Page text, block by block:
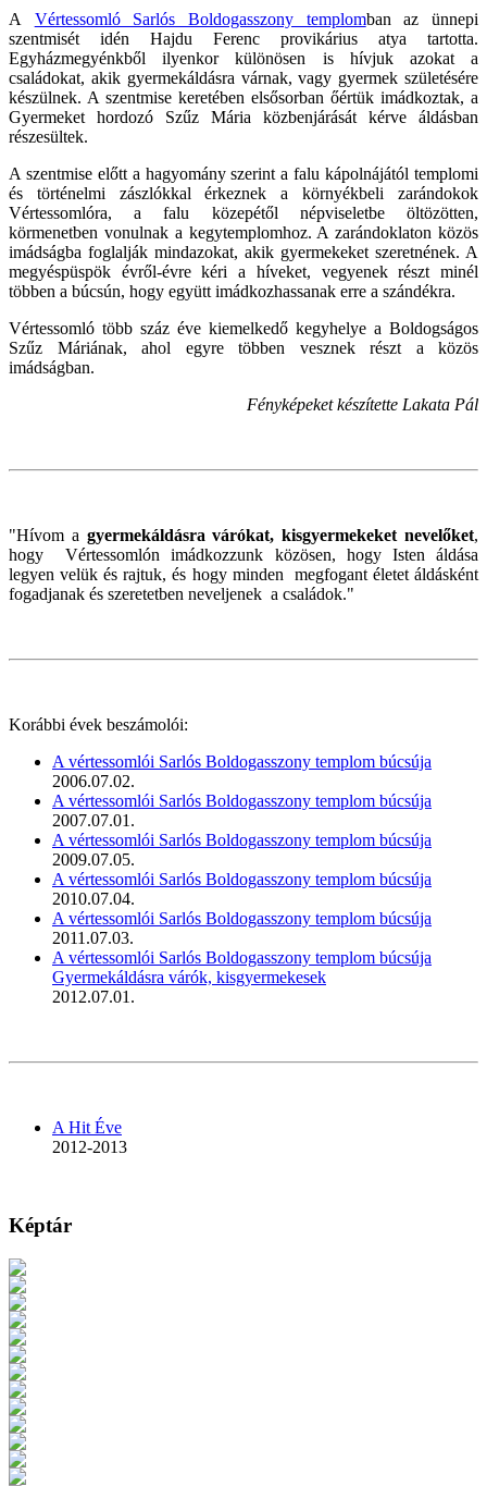
A Vértessomló Sarlós Boldogasszony templomban az ünnepi
szentmisét idén Hajdu Ferenc provikárius atya tartotta.
Egyházmegyénkből ilyenkor különösen is hívjuk azokat a
családokat, akik gyermekáldásra várnak, vagy gyermek születésére
készülnek. A szentmise keretében elsősorban őértük imádkoztak, a
Gyermeket hordozó Szűz Mária közbenjárását kérve áldásban
részesültek.
A szentmise előtt a hagyomány szerint a falu kápolnájától templomi
és történelmi zászlókkal érkeznek a környékbeli zarándokok
Vértessomlóra, a falu közepétől népviseletbe öltözötten,
körmenetben vonulnak a kegytemplomhoz. A zarándoklaton közös
imádságba foglalják mindazokat, akik gyermekeket szeretnének. A
megyéspüspök évről-évre kéri a híveket, vegyenek részt minél
többen a búcsún, hogy együtt imádkozhassanak erre a szándékra.
Vértessomló több száz éve kiemelkedő kegyhelye a Boldogságos
Szűz Máriának, ahol egyre többen vesznek részt a közös
imádságban.
Fényképeket készítette Lakata Pál
"Hívom a gyermekáldásra várókat, kisgyermekeket nevelőket,
hogy Vértessomlón imádkozzunk közösen, hogy Isten áldása
legyen velük és rajtuk, és hogy minden megfogant életet áldásként
fogadjanak és szeretetben neveljenek a családok."
Korábbi évek beszámolói:
A vértessomlói Sarlós Boldogasszony templom búcsúja
2006.07.02.
A vértessomlói Sarlós Boldogasszony templom búcsúja
2007.07.01.
A vértessomlói Sarlós Boldogasszony templom búcsúja
2009.07.05.
A vértessomlói Sarlós Boldogasszony templom búcsúja
2010.07.04.
A vértessomlói Sarlós Boldogasszony templom búcsúja
2011.07.03.
A vértessomlói Sarlós Boldogasszony templom búcsúja
Gyermekáldásra várók, kisgyermekesek
2012.07.01.
A Hit Éve
2012-2013
Képtár